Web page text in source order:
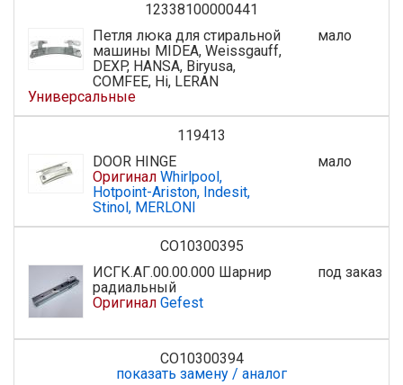
12338100000441
Петля люка для стиральной
машины MIDEA, Weissgauff,
DEXP, HANSA, Biryusa,
COMFEE, Hi, LERAN
Универсальные
мало
119413
DOOR HINGE
Оригинал Whirlpool,
Hotpoint-Ariston, Indesit,
Stinol, MERLONI
мало
СО10300395
ИСГК.АГ.00.00.000 Шарнир
радиальный
Оригинал Gefest
под заказ
СО10300394
показать замену / аналог